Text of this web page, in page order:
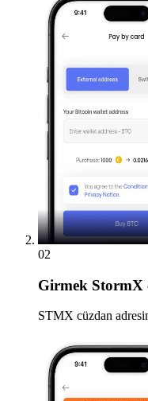
02
Girmek StormX
STMX cüzdan